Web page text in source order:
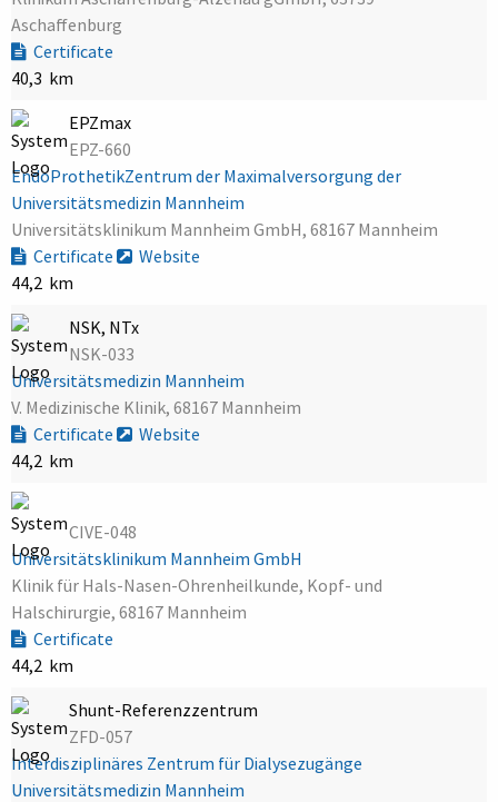
Aschaffenburg
Certificate
40,3 km
EPZmax
EPZ-660
EndoProthetikZentrum der Maximalversorgung der
Universitätsmedizin Mannheim
Universitätsklinikum Mannheim GmbH, 68167 Mannheim
Certificate
Website
44,2 km
NSK, NTx
NSK-033
Universitätsmedizin Mannheim
V. Medizinische Klinik, 68167 Mannheim
Certificate
Website
44,2 km
CIVE-048
Universitätsklinikum Mannheim GmbH
Klinik für Hals-Nasen-Ohrenheilkunde, Kopf- und
Halschirurgie, 68167 Mannheim
Certificate
44,2 km
Shunt-Referenzzentrum
ZFD-057
Interdisziplinäres Zentrum für Dialysezugänge
Universitätsmedizin Mannheim